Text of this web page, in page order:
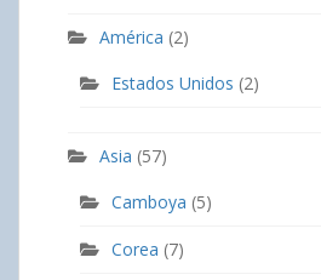
América (2)
Estados Unidos (2)
Asia (57)
Camboya (5)
Corea (7)